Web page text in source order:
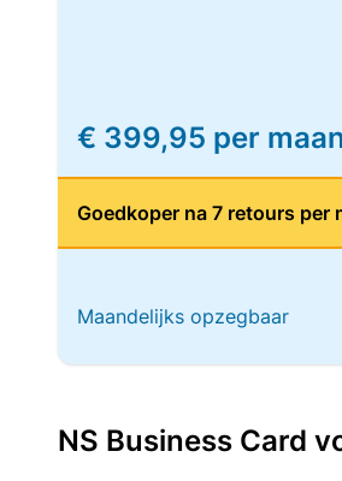
€ 399,95 per
Goedkoper na 7 retours per
Maandelijks opzegbaar
NS Business Card